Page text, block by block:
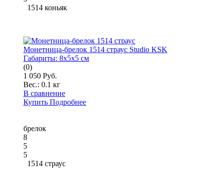
1514 коньяк
Монетница-брелок 1514 страус Studio KSK
Габариты: 8x5x5 см
(0)
1 050 Руб.
Вес.: 0.1 кг
В сравнение
Купить Подробнее
брелок
8
5
5
1514 страус